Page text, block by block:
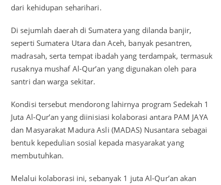
dari kehidupan seharihari.
Di sejumlah daerah di Sumatera yang dilanda banjir,
seperti Sumatera Utara dan Aceh, banyak pesantren,
madrasah, serta tempat ibadah yang terdampak, termasuk
rusaknya mushaf Al-Qur’an yang digunakan oleh para
santri dan warga sekitar.
Kondisi tersebut mendorong lahirnya program Sedekah 1
Juta Al-Qur’an yang diinisiasi kolaborasi antara PAM JAYA
dan Masyarakat Madura Asli (MADAS) Nusantara sebagai
bentuk kepedulian sosial kepada masyarakat yang
membutuhkan.
Melalui kolaborasi ini, sebanyak 1 juta Al-Qur’an akan